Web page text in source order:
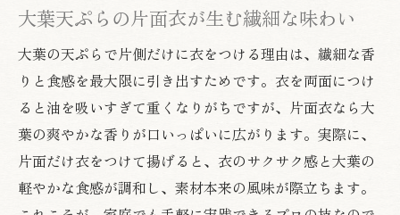
大葉天ぷらの片面衣が生む繊細な味わい
大葉の天ぷらで片側だけに衣をつける理由は、繊細な香
りと食感を最大限に引き出すためです。衣を両面につけ
ると油を吸いすぎて重くなりがちですが、片面衣なら大
葉の爽やかな香りが口いっぱいに広がります。実際に、
片面だけ衣をつけて揚げると、衣のサクサク感と大葉の
軽やかな食感が調和し、素材本来の風味が際立ちます。